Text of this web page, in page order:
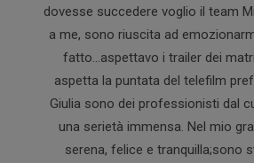
dovesse succedere voglio il team
a me, sono riuscita ad
fatto...aspettavo i trailer dei
aspetta la puntata del telefilm
Giulia sono dei professionisti dal
una serietà immensa. Nel mio
serena, felice e tranquilla;sono